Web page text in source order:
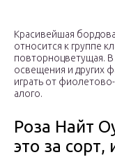
Красивейшая
относится к группе
повторноцветущая.
освещения и других
играть от
алого.
Роза Найт
это за сорт,